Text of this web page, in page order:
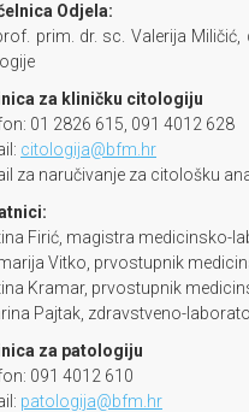
Odjela:
prim. dr. sc. Valerija
za kliničku citologiju
01 2826 615, 091 4012 628
citologija@bfm.hr
za naručivanje za citološku
Firić, magistra medicinsko-
Vitko, prvostupnik
Kramar, prvostupnik
Pajtak, zdravstveno-
za patologiju
091 4012 610
patologija@bfm.hr